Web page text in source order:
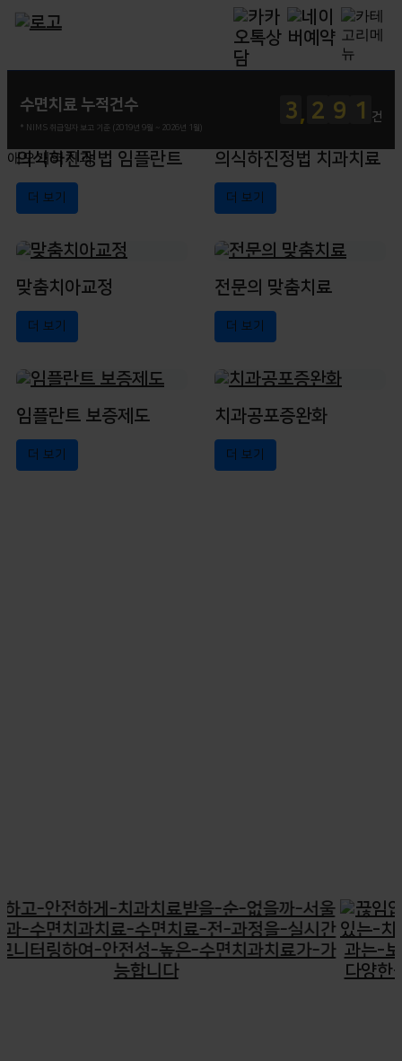
수면치료 누적건수
* NIMS 취급일자 보고 기준 (2019년 9월 ~ 2026년 1월)
3 2 9 1 건
애오개역치과
식하진
서울우리치과, 마포수면치과
의식하진정법 임플란트
더 보기
의식하진정법 치과치료
더 보기
맞춤치아교정
더 보기
전문의 맞춤치료
더 보기
임플란트 보증제도
더 보기
치과공포증완화
더 보기